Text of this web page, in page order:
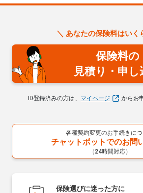
＼ あなたの保険料はいく
保険料の
見積り・申し
ID登録済みの方は、 マイページ からお
各種契約変更のお手続きに
チャットボットでのお問
（24時間対応）
保険選びに迷った方に